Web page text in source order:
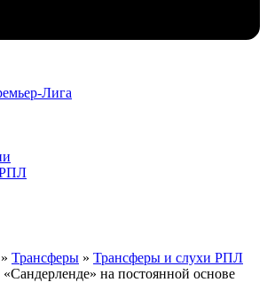
Лига
РПЛ
» Трансферы » Трансферы и слухи РПЛ
на постоянной основе